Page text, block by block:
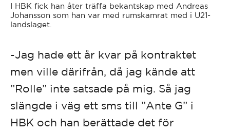
I HBK fick han åter träffa bekantskap med Andreas
Johansson som han var med rumskamrat med i U21-
landslaget.
-Jag hade ett år kvar på kontraktet
men ville därifrån, då jag kände att
”Rolle” inte satsade på mig. Så jag
slängde i väg ett sms till ”Ante G” i
HBK och han berättade det för